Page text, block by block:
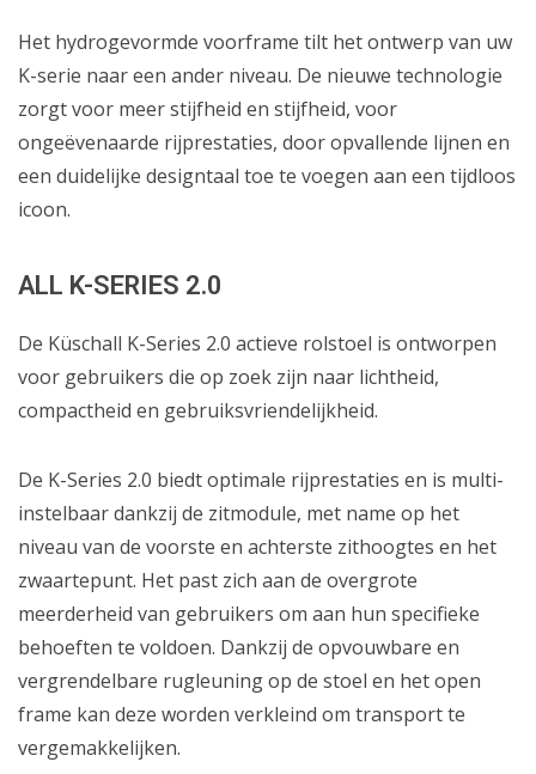
Het hydrogevormde voorframe tilt het ontwerp van uw
K-serie naar een ander niveau. De nieuwe technologie
zorgt voor meer stijfheid en stijfheid, voor
ongeëvenaarde rijprestaties, door opvallende lijnen en
een duidelijke designtaal toe te voegen aan een tijdloos
icoon.
ALL K-SERIES 2.0
De Küschall K-Series 2.0 actieve rolstoel is ontworpen
voor gebruikers die op zoek zijn naar lichtheid,
compactheid en gebruiksvriendelijkheid.
De K-Series 2.0 biedt optimale rijprestaties en is multi-
instelbaar dankzij de zitmodule, met name op het
niveau van de voorste en achterste zithoogtes en het
zwaartepunt. Het past zich aan de overgrote
meerderheid van gebruikers om aan hun specifieke
behoeften te voldoen. Dankzij de opvouwbare en
vergrendelbare rugleuning op de stoel en het open
frame kan deze worden verkleind om transport te
vergemakkelijken.